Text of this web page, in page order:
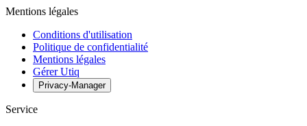
Mentions légales
Conditions d'utilisation
Politique de confidentialité
Mentions légales
Gérer Utiq
Privacy-Manager
Service